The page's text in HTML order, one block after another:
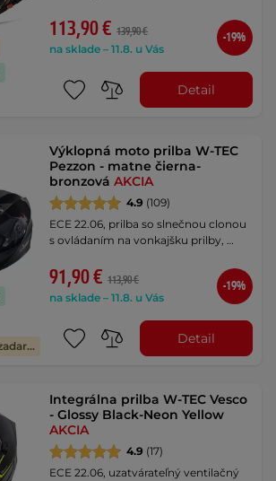
113,90 € 139,90 €
na sklade – 11.8. u Vás
-19%
Detail
Výmena veľkosti zadarmo
Výklopná moto prilba W-TEC
Pezzon - matne čierna-
bronzováAKCIA
4.9 (109)
ECE 22.06, prilba so slnečnou clonou
s ovládaním na vonkajšku prilby, …
91,90 € 113,90 €
na sklade – 11.8. u Vás
-19%
Detail
Integrálna prilba W-TEC Vesco
- Glossy Black-Neon Yellow
AKCIA
4.9 (17)
ECE 22.06, uzatvárateľný ventilačný